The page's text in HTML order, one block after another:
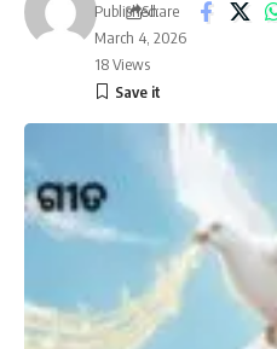
Published:
March 4, 2026
18 Views
Share